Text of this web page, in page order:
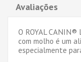
Avaliações
O ROYAL
com molho é um
especialmente